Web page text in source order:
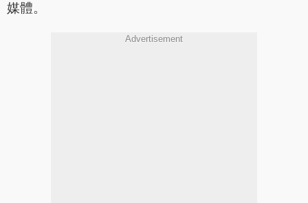
媒體。
Advertisement